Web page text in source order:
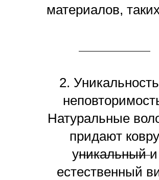
материалов,
устойчивыми,
они не
синтетических
компонентов и
загрязняют
среду.
2.
Натуральные
придают ковру
уникальный и
естественный